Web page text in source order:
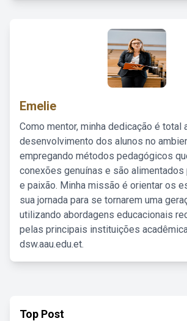
Emelie
Como mentor, minha dedicação é total
desenvolvimento dos alunos no
empregando métodos pedagógicos
conexões genuínas e são
e paixão. Minha missão é orientar os
sua jornada para se tornarem uma
utilizando abordagens educacionais
pelas principais instituições
dsw.aau.edu.et.
Top Post